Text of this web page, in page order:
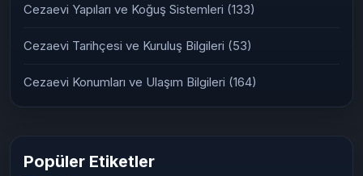
Cezaevi Yapıları ve Koğuş Sistemleri (133)
Cezaevi Tarihçesi ve Kuruluş Bilgileri (53)
Cezaevi Konumları ve Ulaşım Bilgileri (164)
Popüler Etiketler